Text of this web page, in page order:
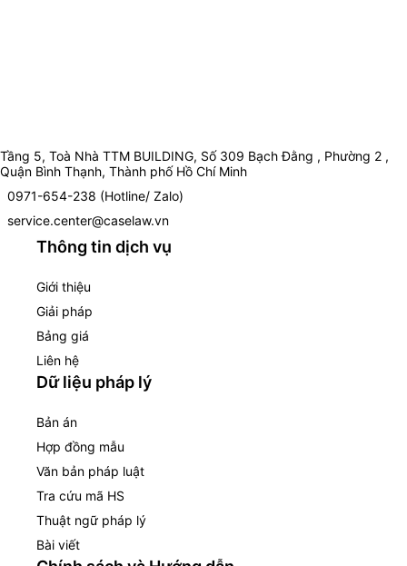
Tầng 5, Toà Nhà TTM BUILDING, Số 309 Bạch Đằng , Phường 2 ,
Quận Bình Thạnh, Thành phố Hồ Chí Minh
0971-654-238 (Hotline/ Zalo)
service.center@caselaw.vn
Thông tin dịch vụ
Giới thiệu
Giải pháp
Bảng giá
Liên hệ
Dữ liệu pháp lý
Bản án
Hợp đồng mẫu
Văn bản pháp luật
Tra cứu mã HS
Thuật ngữ pháp lý
Bài viết